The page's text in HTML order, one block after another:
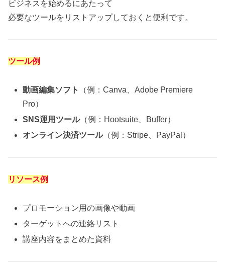
ビジネスを始めるにあたって
必要なツールをリストアップしておくと便利です。
ツール例
動画編集ソフト
（例：Canva、Adobe Premiere
Pro）
SNS運用ツール（例：Hootsuite、Buffer）
オンライン決済ツール（例：Stripe、PayPal）
リソース例
プロモーション用の画像や動画
ターゲットへの連絡リスト
講座内容をまとめた資料